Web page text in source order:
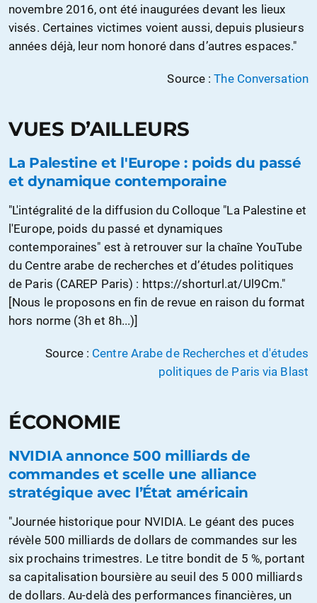
novembre 2016, ont été inaugurées devant les lieux
visés. Certaines victimes voient aussi, depuis plusieurs
années déjà, leur nom honoré dans d’autres espaces."
Source :The Conversation
VUES D’AILLEURS
La Palestine et l'Europe : poids du passé
et dynamique contemporaine
"L'intégralité de la diffusion du Colloque "La Palestine et
l'Europe, poids du passé et dynamiques
contemporaines" est à retrouver sur la chaîne YouTube
du Centre arabe de recherches et d’études politiques
de Paris (CAREP Paris) : https://shorturl.at/Ul9Cm."
[Nous le proposons en fin de revue en raison du format
hors norme (3h et 8h...)]
Source : Centre Arabe de Recherches et d'études
politiques de Paris via Blast
ÉCONOMIE
NVIDIA annonce 500 milliards de
commandes et scelle une alliance
stratégique avec l’État américain
"Journée historique pour NVIDIA. Le géant des puces
révèle 500 milliards de dollars de commandes sur les
six prochains trimestres. Le titre bondit de 5 %, portant
sa capitalisation boursière au seuil des 5 000 milliards
de dollars. Au-delà des performances financières, un